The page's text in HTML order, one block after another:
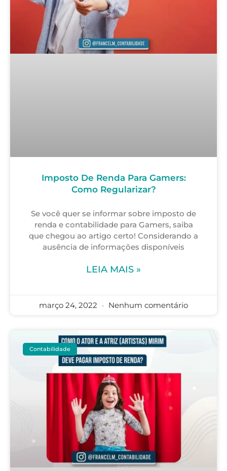
Imposto De Renda Para Gamers:
Como Regularizar?
Se você quer se informar sobre imposto de
renda e contabilidade para Gamers, saiba
que chegou ao artigo certo! Considerando a
ausência de informações disponíveis
LEIA MAIS »
março 24, 2022 Nenhum comentário
Contabilidade